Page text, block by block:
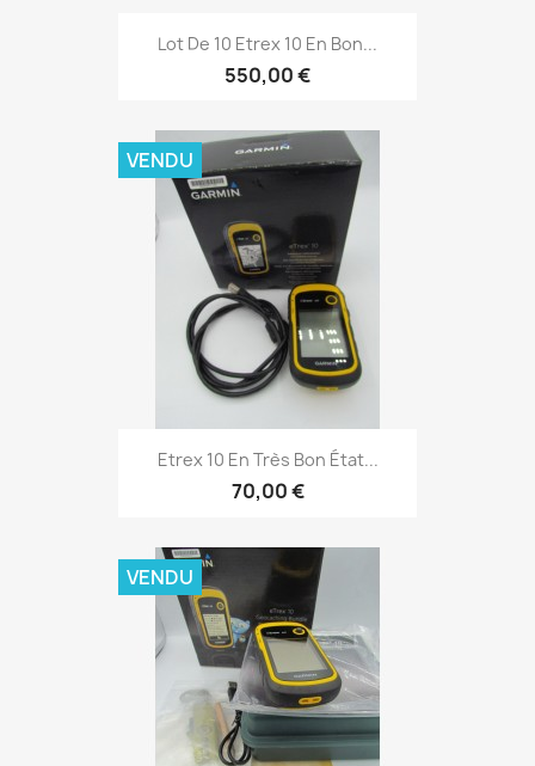
 Aperçu rapide
Lot De 10 Etrex 10 En Bon...
550,00 €
Aperçu rapide
Etrex 10 En Très Bon État...
70,00 €
VENDU
VENDU